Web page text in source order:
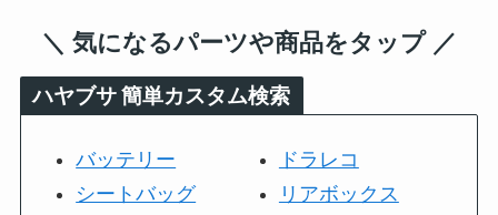
＼ 気になるパーツや商品をタップ ／
ハヤブサ 簡単カスタム検索
バッテリー
シートバッグ
ドラレコ
リアボックス